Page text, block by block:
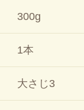
本
大さじ3